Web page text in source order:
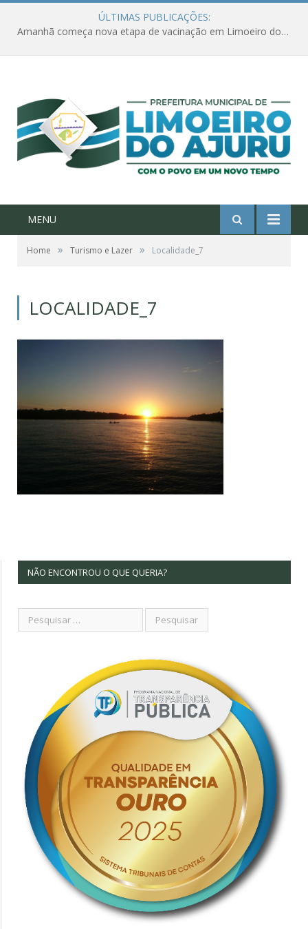
ÚLTIMAS PUBLICAÇÕES:
Amanhã começa nova etapa de vacinação em Limoeiro do Ajuru para idosos com 65 ou mais
MENU
Home » Turismo e Lazer » Localidade_7
LOCALIDADE_7
NÃO ENCONTROU O QUE QUERIA?